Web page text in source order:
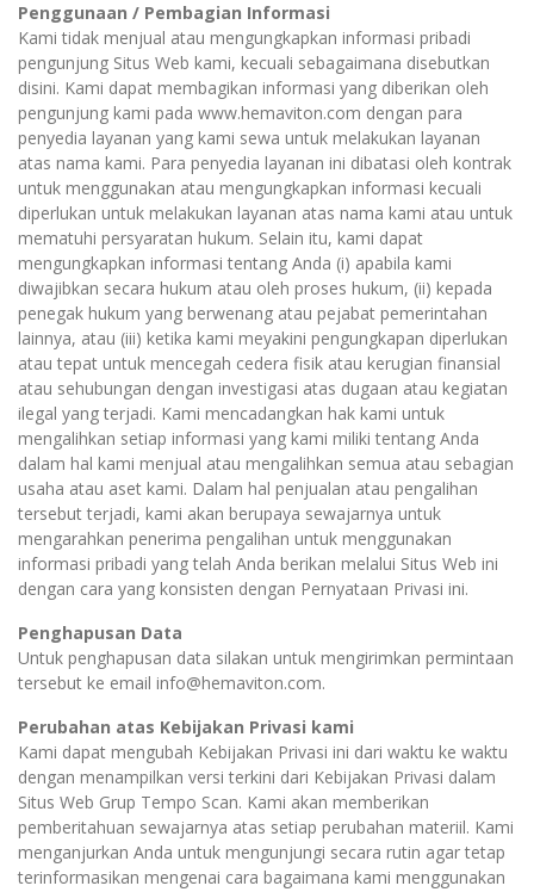
Penggunaan / Pembagian Informasi
Kami tidak menjual atau mengungkapkan informasi pribadi
pengunjung Situs Web kami, kecuali sebagaimana disebutkan
disini. Kami dapat membagikan informasi yang diberikan oleh
pengunjung kami pada www.hemaviton.com dengan para
penyedia layanan yang kami sewa untuk melakukan layanan
atas nama kami. Para penyedia layanan ini dibatasi oleh kontrak
untuk menggunakan atau mengungkapkan informasi kecuali
diperlukan untuk melakukan layanan atas nama kami atau untuk
mematuhi persyaratan hukum. Selain itu, kami dapat
mengungkapkan informasi tentang Anda (i) apabila kami
diwajibkan secara hukum atau oleh proses hukum, (ii) kepada
penegak hukum yang berwenang atau pejabat pemerintahan
lainnya, atau (iii) ketika kami meyakini pengungkapan diperlukan
atau tepat untuk mencegah cedera fisik atau kerugian finansial
atau sehubungan dengan investigasi atas dugaan atau kegiatan
ilegal yang terjadi. Kami mencadangkan hak kami untuk
mengalihkan setiap informasi yang kami miliki tentang Anda
dalam hal kami menjual atau mengalihkan semua atau sebagian
usaha atau aset kami. Dalam hal penjualan atau pengalihan
tersebut terjadi, kami akan berupaya sewajarnya untuk
mengarahkan penerima pengalihan untuk menggunakan
informasi pribadi yang telah Anda berikan melalui Situs Web ini
dengan cara yang konsisten dengan Pernyataan Privasi ini.
Penghapusan Data
Untuk penghapusan data silakan untuk mengirimkan permintaan
tersebut ke email info@hemaviton.com.
Perubahan atas Kebijakan Privasi kami
Kami dapat mengubah Kebijakan Privasi ini dari waktu ke waktu
dengan menampilkan versi terkini dari Kebijakan Privasi dalam
Situs Web Grup Tempo Scan. Kami akan memberikan
pemberitahuan sewajarnya atas setiap perubahan materiil. Kami
menganjurkan Anda untuk mengunjungi secara rutin agar tetap
terinformasikan mengenai cara bagaimana kami menggunakan